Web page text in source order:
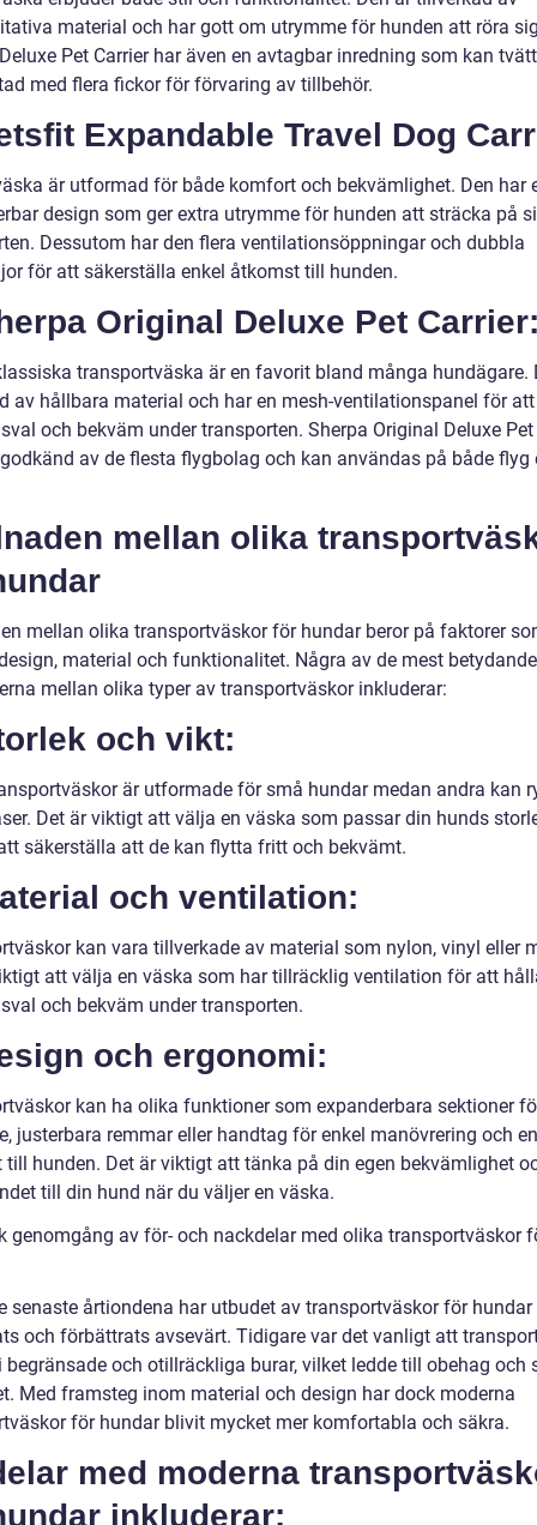
material och har gott om utrymme för hunden att röra
Pet Carrier har även en avtagbar inredning som kan
med flera fickor för förvaring av tillbehör.
Expandable Travel Dog
är utformad för både komfort och bekvämlighet. Den har
design som ger extra utrymme för hunden att sträcka på
Dessutom har den flera ventilationsöppningar och dubbla
för att säkerställa enkel åtkomst till hunden.
Original Deluxe Pet
transportväska är en favorit bland många hundägare.
av hållbara material och har en mesh-ventilationspanel för
och bekväm under transporten. Sherpa Original Deluxe Pet
av de flesta flygbolag och kan användas på både flyg
mellan olika
mellan olika transportväskor för hundar beror på faktorer
material och funktionalitet. Några av de mest betydande
mellan olika typer av transportväskor inkluderar:
och vikt:
är utformade för små hundar medan andra kan
Det är viktigt att välja en väska som passar din hunds
säkerställa att de kan flytta fritt och bekvämt.
och ventilation:
kan vara tillverkade av material som nylon, vinyl eller
att välja en väska som har tillräcklig ventilation för att
och bekväm under transporten.
och ergonomi:
kan ha olika funktioner som expanderbara sektioner
justerbara remmar eller handtag för enkel manövrering och
till hunden. Det är viktigt att tänka på din egen bekvämlighet
till din hund när du väljer en väska.
genomgång av för- och nackdelar med olika transportväskor
senaste årtiondena har utbudet av transportväskor för hundar
och förbättrats avsevärt. Tidigare var det vanligt att
begränsade och otillräckliga burar, vilket ledde till obehag och
Med framsteg inom material och design har dock moderna
för hundar blivit mycket mer komfortabla och säkra.
med moderna
inkluderar: